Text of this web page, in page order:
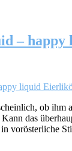
–
ob ihm
das
vorösterliche